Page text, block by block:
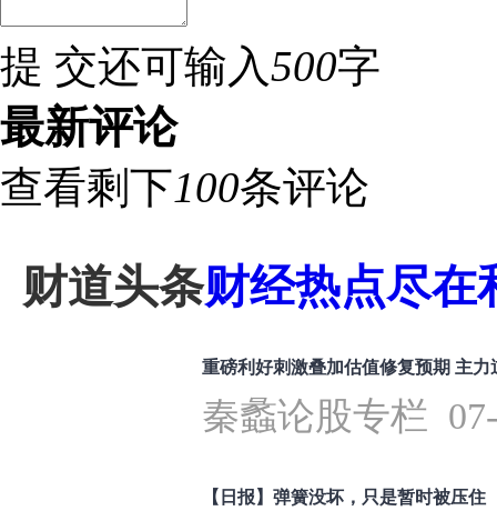
提 交还可输入500字
最新评论
查看剩下100条评论
财道头条财经热点尽在
重磅利好刺激叠加估值修复预期 主
秦蠡论股专栏
【日报】弹簧没坏，只是暂时被压住